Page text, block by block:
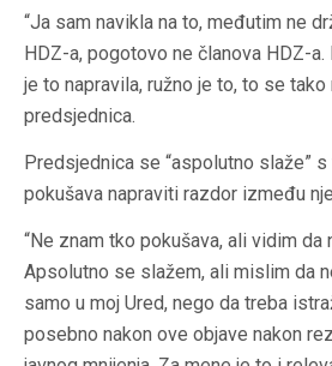
“Ja sam navikla na to, međutim ne
HDZ-a, pogotovo ne članova HDZ-
je to napravila, ružno je to, to se tako
predsjednica.
Predsjednica se “aspolutno slaže”
pokušava napraviti razdor između
“Ne znam tko pokušava, ali vidim da
Apsolutno se slažem, ali mislim da
samo u moj Ured, nego da treba
posebno nakon ove objave nakon